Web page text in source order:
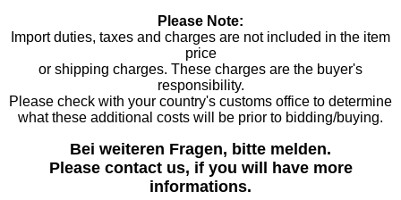
Please Note:
Import duties, taxes and charges are not included in the item
price
or shipping charges. These charges are the buyer's
responsibility.
Please check with your country's customs office to determine
what these additional costs will be prior to bidding/buying.
Bei weiteren Fragen, bitte melden.
Please contact us, if you will have more
informations.